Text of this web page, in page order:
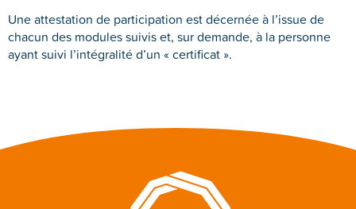
Une attestation de participation est décernée à l’issue de
chacun des modules suivis et, sur demande, à la personne
ayant suivi l’intégralité d’un « certificat ».